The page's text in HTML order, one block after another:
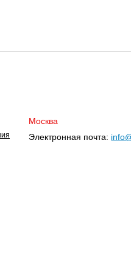
Москва
Электронная почта: